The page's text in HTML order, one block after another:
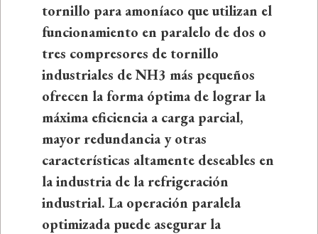
tornillo para amoníaco que utilizan el
funcionamiento en paralelo de dos o
tres compresores de tornillo
industriales de NH3 más pequeños
ofrecen la forma óptima de lograr la
máxima eficiencia a carga parcial,
mayor redundancia y otras
características altamente deseables en
la industria de la refrigeración
industrial. La operación paralela
optimizada puede asegurar la